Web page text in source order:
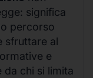
significa
percorso
sfruttare al
e
da chi si limita